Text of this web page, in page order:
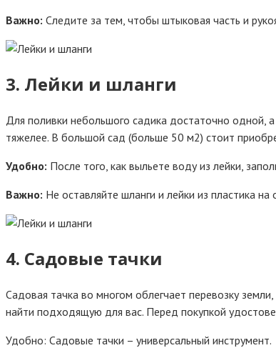
Важно: Следите за тем, чтобы штыковая часть и
3. Лейки и шланги
Для поливки небольшого садика достаточно одной,
тяжелее. В большой сад (больше 50 м2) стоит
Удобно: После того, как выльете воду из лейки,
Важно: Не оставляйте шланги и лейки из пластика
4. Садовые тачки
Садовая тачка во многом облегчает перевозку
найти подходящую для вас. Перед покупкой
Удобно: Садовые тачки – универсальный инструмент.